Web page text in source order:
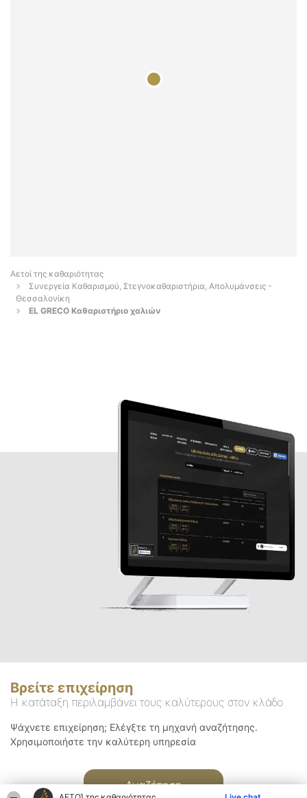
Αετοί της καθαριότητας
Συνεργεία Καθαρισμού, Στεγνοκαθαριστήρια, Απολυμάνσεις -
Θεσσαλονίκη
EL GRECO Καθαριστήριo χαλιών
Βρείτε επιχείρηση
Η κατάταξη περιλαμβάνει τους καλύτερους στον κλάδο
Ψάχνετε επιχείρηση; Ελέγξτε τη μηχανή αναζήτησης.
Χρησιμοποιήστε την καλύτερη υπηρεσία
Αναζήτηση